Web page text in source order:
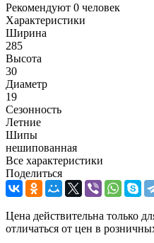
Рекомендуют 0 человек
Характеристики
Ширина
285
Высота
30
Диаметр
19
Сезонность
Летние
Шипы
нешипованная
Все характеристики
Поделиться
Цена действительна только
отличаться от цен в